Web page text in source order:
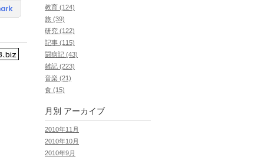
教育 (124)
旅 (39)
研究 (122)
記事 (115)
闘病記 (43)
雑記 (223)
音楽 (21)
食 (15)
月別 アーカイブ
2010年11月
2010年10月
2010年9月